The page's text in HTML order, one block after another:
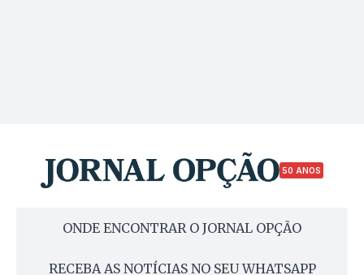
50 ANOS
ONDE ENCONTRAR O JORNAL OPÇÃO
RECEBA AS NOTÍCIAS NO SEU WHATSAPP